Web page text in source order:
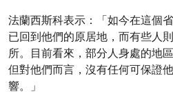
法蘭西斯科表示：「如今在這個
已回到他們的原居地，而有些人
所。目前看來，部分人身處的地
但對他們而言，沒有任何可保證
響。」